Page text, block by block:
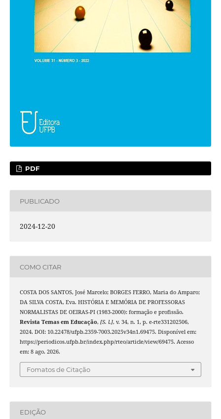
PDF
PUBLICADO
2024-12-20
COMO CITAR
COSTA DOS SANTOS, José Marcelo; BORGES FERRO, Maria do Amparo;
DA SILVA COSTA, Eva. HISTÓRIA E MEMÓRIA DE PROFESSORAS
NORMALISTAS DE OEIRAS-PI (1983-2000): formação e profissão.
Revista Temas em Educação, [S. l.], v. 34, n. 1, p. e-rte331202506,
2024. DOI: 10.22478/ufpb.2359-7003.2025v34n1.69475. Disponível em:
https://periodicos.ufpb.br/index.php/rteo/article/view/69475. Acesso
em: 8 ago. 2026.
Fomatos de Citação
EDIÇÃO